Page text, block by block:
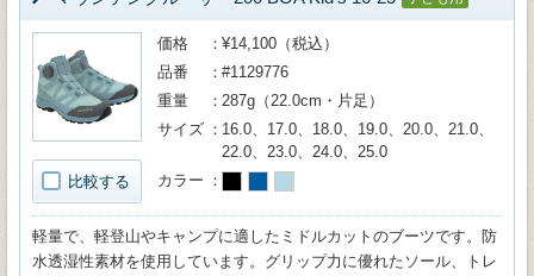
比較する
価格
¥14,100（税込）
品番
#1129776
重量
287g（22.0cm・片足）
サイズ
16.0、17.0、18.0、19.0、20.0、21.0、
22.0、23.0、24.0、25.0
カラー
軽量で、軽登山やキャンプに適したミドルカットのブーツです。防
水透湿性素材を使用しています。グリップ力に優れたソール、トレ